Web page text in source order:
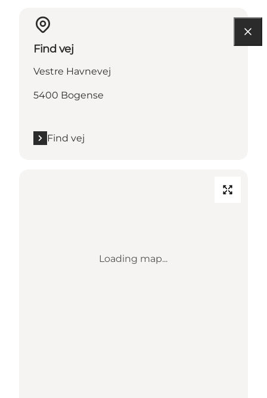
Find vej
Vestre Havnevej
5400 Bogense
Find vej
Loading map...